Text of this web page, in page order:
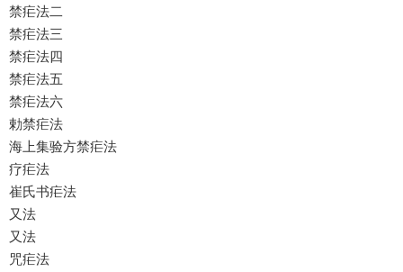
禁疟法二
禁疟法三
禁疟法四
禁疟法五
禁疟法六
勅禁疟法
海上集验方禁疟法
疗疟法
崔氏书疟法
又法
又法
咒疟法